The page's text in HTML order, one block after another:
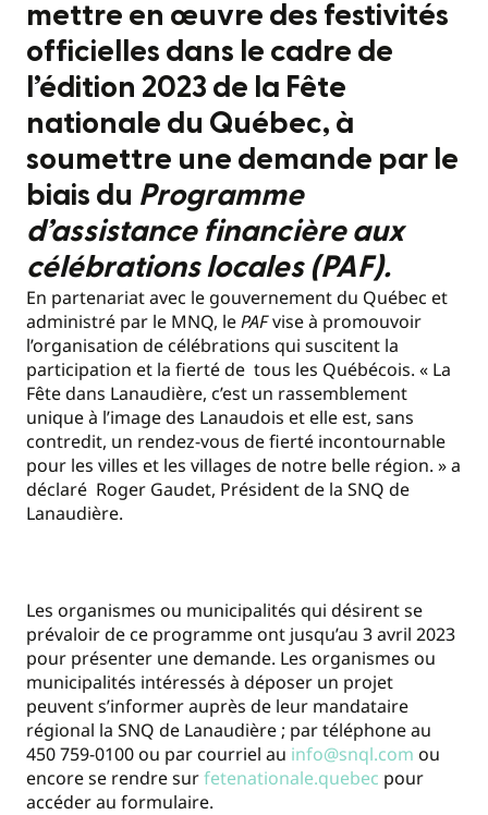
mettre en œuvre des festivités
officielles dans le cadre de
l’édition 2023 de la Fête
nationale du Québec, à
soumettre une demande par le
biais du Programme
d’assistance financière aux
célébrations locales (PAF).
En partenariat avec le gouvernement du Québec et
administré par le MNQ, lePAFvise à promouvoir
l’organisation de célébrations qui suscitent la
participation et la fierté de tous les Québécois. « La
Fête dans Lanaudière, c’est un rassemblement
unique à l’image des Lanaudois et elle est, sans
contredit, un rendez-vous de fierté incontournable
pour les villes et les villages de notre belle région. » a
déclaré Roger Gaudet, Président de la SNQ de
Lanaudière.
Les organismes ou municipalités qui désirent se
prévaloir de ce programme ont jusqu’au 3 avril 2023
pour présenter une demande. Les organismes ou
municipalités intéressés à déposer un projet
peuvent s’informer auprès de leur mandataire
régional la SNQ de Lanaudière ; par téléphone au
450 759-0100 ou par courriel au info@snql.com ou
encore se rendre surfetenationale.quebec pour
accéder au formulaire.